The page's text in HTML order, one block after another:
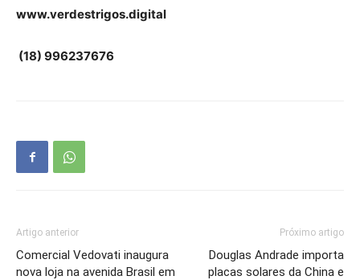
www.verdestrigos.digital
(18) 996237676
Artigo anterior
Comercial Vedovati inaugura
nova loja na avenida Brasil em
Próximo artigo
Douglas Andrade importa
placas solares da China e